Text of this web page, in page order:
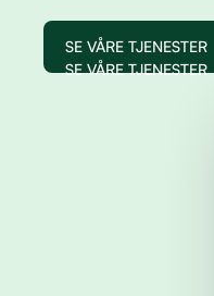
SE VÅRE TJENESTER
SE VÅRE TJENESTER